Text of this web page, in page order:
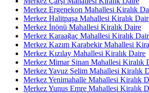
Merkez Ergenekon Mahallesi Kiralık
Merkez Halitpaşa Mahallesi Kiralık
Merkez İnönü Mahallesi Kiralık Daire
Merkez Karaağaç Mahallesi Kiralık
Merkez Kazım Karabekir Mahallesi
Merkez Kızılay Mahallesi Kiralık Daire
Merkez Mimar Sinan Mahallesi Kiralık
Merkez Yavuz Selim Mahallesi Kiralık
Merkez Yenimahalle Mahallesi Kiralık
Merkez Yunus Emre Mahallesi Kiralık